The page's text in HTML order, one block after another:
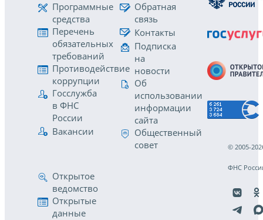
Программные
средства
Перечень
обязательных
требований
Противодействие
коррупции
Госслужба
в ФНС
России
Вакансии
Обратная
связь
Контакты
Подписка
на
новости
Об
использовании
информации
сайта
Общественный
совет
Открытое
ведомство
Открытые
данные
© 2005-
ФНС